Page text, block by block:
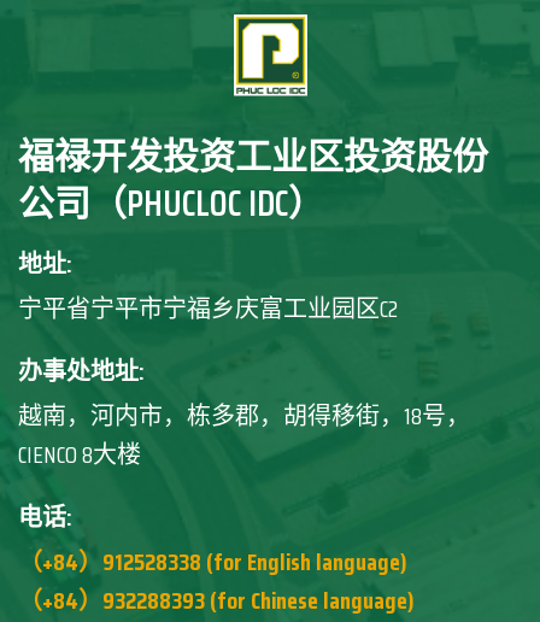
福禄开发投资工业区投资股份
公司（PHUCLOC IDC）
地址:
宁平省宁平市宁福乡庆富工业园区C2
办事处地址:
越南，河内市，栋多郡，胡得移街，18号，
CIENCO 8大楼
电话:
（+84）912528338 (for English language)
（+84）932288393 (for Chinese language)